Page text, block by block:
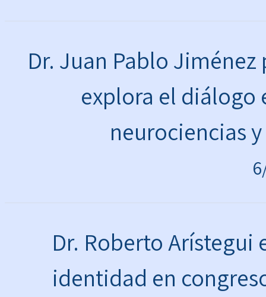
Dr. Juan Pablo
explora el diálogo
neurociencias
Dr. Roberto
identidad en